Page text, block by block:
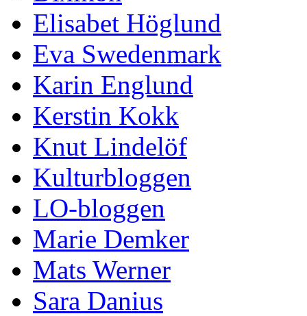
Elisabet Höglund
Eva Swedenmark
Karin Englund
Kerstin Kokk
Knut Lindelöf
Kulturbloggen
LO-bloggen
Marie Demker
Mats Werner
Sara Danius